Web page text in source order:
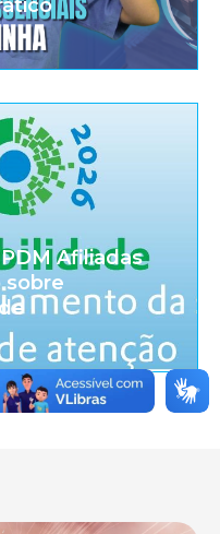
Afiliadas
sobre